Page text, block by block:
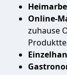
Online-
zuhause